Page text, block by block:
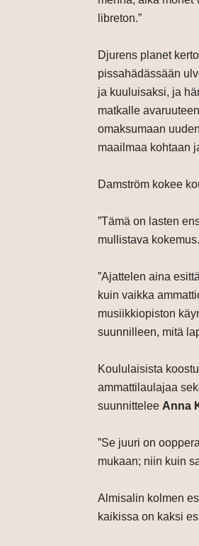
libreton.”
Djurens planet
pissahädässään
ja kuuluisaksi, ja
matkalle
omaksumaan
maailmaa kohtaan
Damström kokee
”Tämä on lasten
mullistava
”Ajattelen aina
kuin vaikka
musiikkiopiston
suunnilleen, mitä
Koululaisista
ammattilaulajaa
suunnittelee Anna
”Se juuri on
mukaan; niin kuin
Almisalin kolmen
kaikissa on kaksi